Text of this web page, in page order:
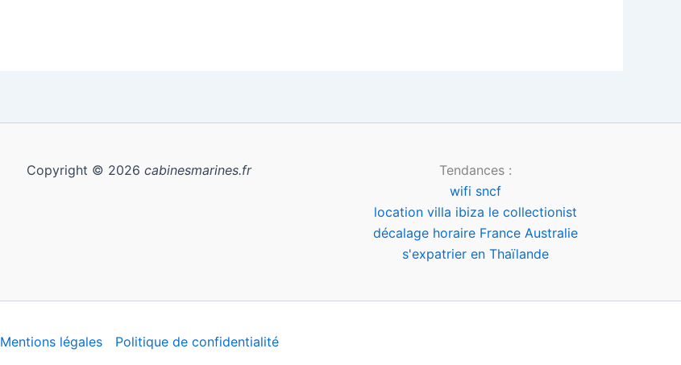
Copyright © 2026cabinesmarines.fr
Tendances :
wifi sncf
location villa ibiza le collectionist
décalage horaire France Australie
s'expatrier en Thaïlande
Mentions légales Politique de confidentialité